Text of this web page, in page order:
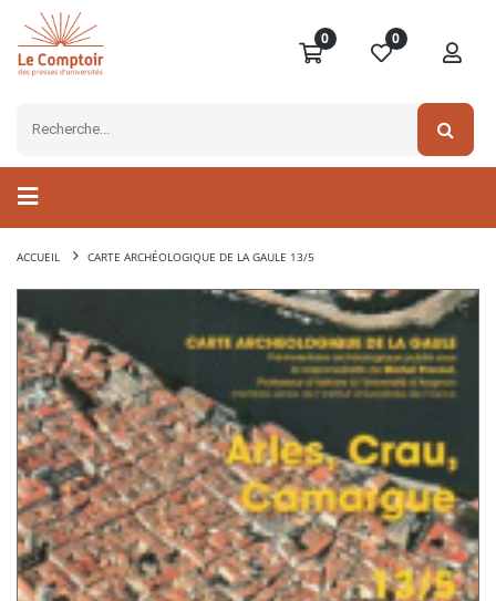
0 0
ACCUEIL CARTE ARCHÉOLOGIQUE DE LA GAULE 13/5